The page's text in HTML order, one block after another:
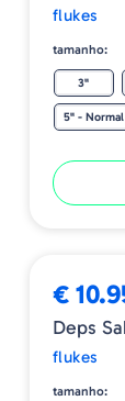
flukes
tamanho:
3"
5" - Normal
€
Deps
flukes
tamanho: